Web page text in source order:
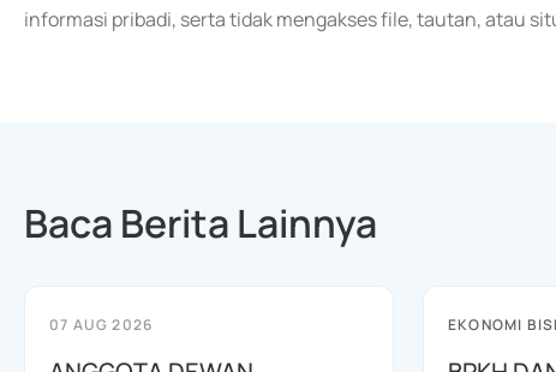
informasi pribadi, serta tidak mengakses file, tautan, atau
Baca Berita Lainnya
07 AUG 2026 EKONOMI